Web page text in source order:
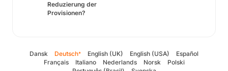
Reduzierung der
Provisionen?
Dansk Deutsch* English (UK) English (USA)
Español
Français
Italiano Nederlands Norsk
Polski